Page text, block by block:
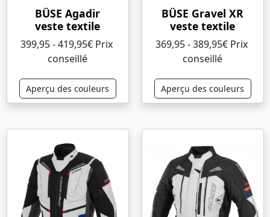
BÜSE Agadir
veste textile
399,95 - 419,95€ Prix ​​
conseillé
Aperçu des couleurs
BÜSE Gravel XR
veste textile
369,95 - 389,95€ Prix ​​
conseillé
Aperçu des couleurs